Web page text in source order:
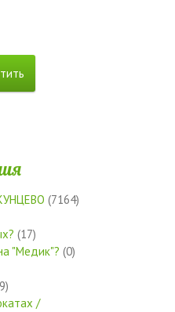
(7164)
(17)
"Медик"? (0)
/